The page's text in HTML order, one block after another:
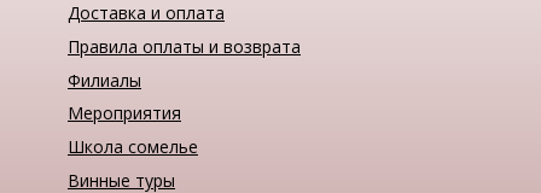
Доставка и оплата
Правила оплаты и возврата
Филиалы
Мероприятия
Школа сомелье
Винные туры